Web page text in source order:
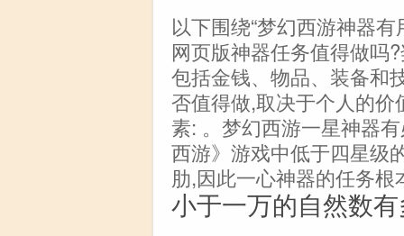
以下围绕“梦幻西游神器
网页版神器任务值得做吗
包括金钱、物品、装备和
否值得做,取决于个人的
素: 。梦幻西游一星神器
西游》游戏中低于四星级
肋,因此一心神器的任务根
小于一万的自然数